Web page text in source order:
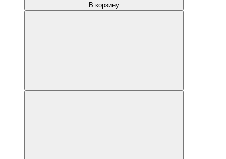
В корзину